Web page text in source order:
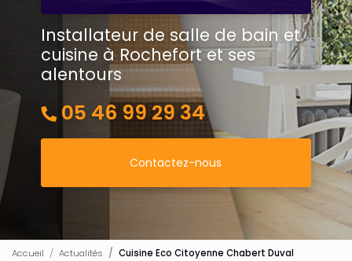
Installateur de salle de bain et
cuisine à Rochefort et ses
alentours
05 46 99 29 34
Contactez-nous
Accueil Actualités Cuisine Eco Citoyenne Chabert Duval